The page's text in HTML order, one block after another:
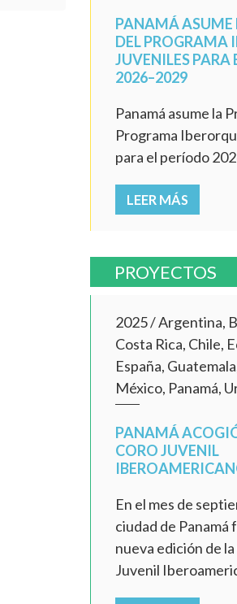
PANAMÁ ASUME
DEL PROGRAMA
JUVENILES PARA
2026–2029
Panamá asume la
Programa
para el período
LEER MÁS
PROYECTOS
2025/Argentina,
Costa Rica, Chile,
España,
México, Panamá,
PANAMÁ
CORO JUVENIL
En el mes de
ciudad de Panamá
nueva edición de
Juvenil